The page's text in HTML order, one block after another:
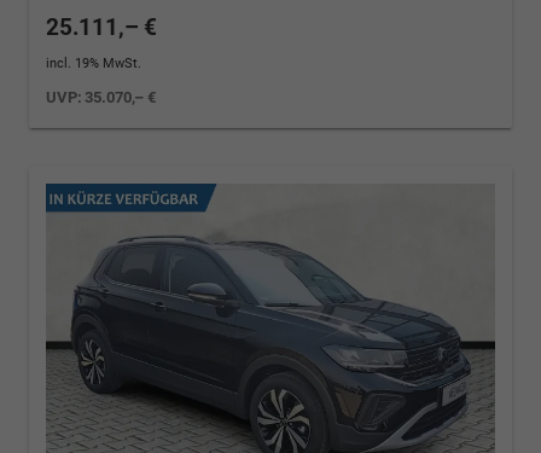
25.111,– €
incl. 19% MwSt.
UVP: 35.070,– €